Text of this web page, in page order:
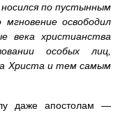
по пустынным
освободил
века христианства
особых лиц,
Христа и тем самым
даже апостолам —